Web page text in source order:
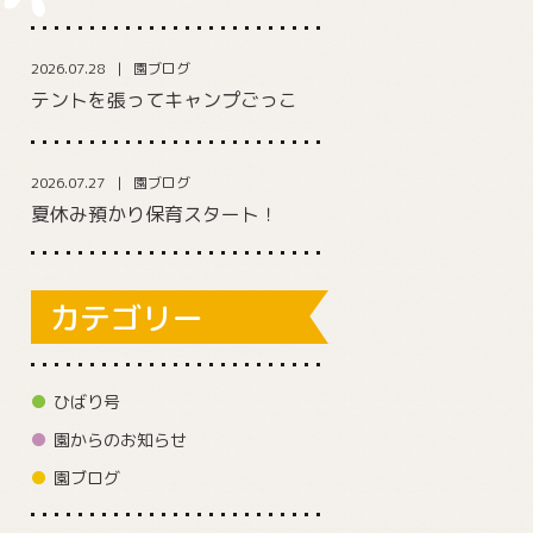
2026.07.28 園ブログ
テントを張ってキャンプごっこ
2026.07.27 園ブログ
夏休み預かり保育スタート！
カテゴリー
ひばり号
園からのお知らせ
園ブログ